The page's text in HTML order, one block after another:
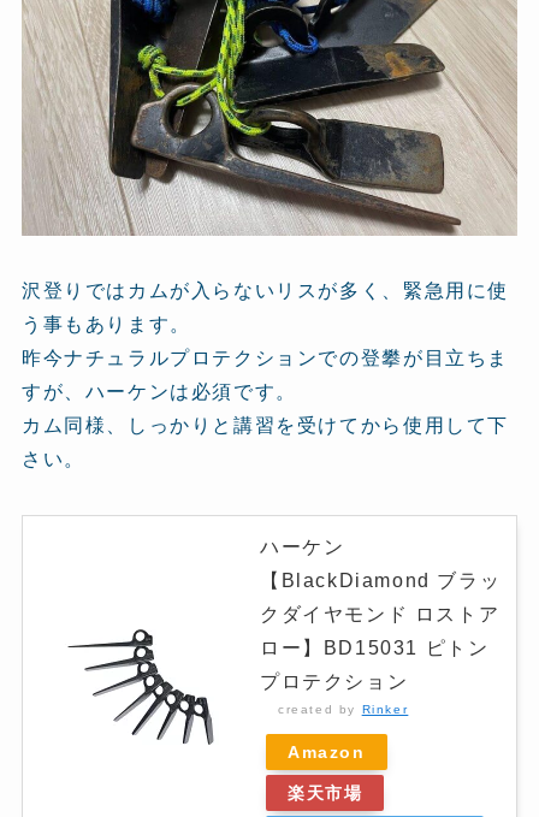
沢登りではカムが入らないリスが多く、緊急用に使
う事もあります。
昨今ナチュラルプロテクションでの登攀が目立ちま
すが、ハーケンは必須です。
カム同様、しっかりと講習を受けてから使用して下
さい。
ハーケン
【BlackDiamond ブラッ
クダイヤモンド ロストア
ロー】BD15031 ピトン
プロテクション
created by Rinker
Amazon
楽天市場